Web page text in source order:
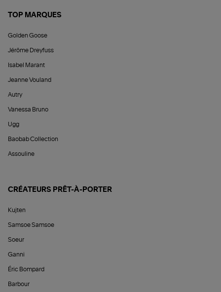
TOP MARQUES
Golden Goose
Jérôme Dreyfuss
Isabel Marant
Jeanne Vouland
Autry
Vanessa Bruno
Ugg
Baobab Collection
Assouline
CRÉATEURS PRÊT-À-PORTER
Kujten
Samsoe Samsoe
Soeur
Ganni
Éric Bompard
Barbour